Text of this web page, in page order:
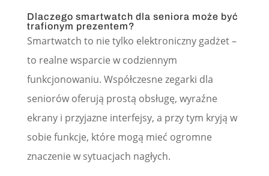
Dlaczego smartwatch dla seniora może być
trafionym prezentem?
Smartwatch to nie tylko elektroniczny gadżet –
to realne wsparcie w codziennym
funkcjonowaniu. Współczesne zegarki dla
seniorów oferują prostą obsługę, wyraźne
ekrany i przyjazne interfejsy, a przy tym kryją w
sobie funkcje, które mogą mieć ogromne
znaczenie w sytuacjach nagłych.